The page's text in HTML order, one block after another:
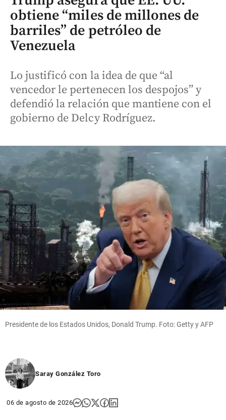
obtiene “miles de millones de
barriles” de petróleo de
Venezuela
Lo justificó con la idea de que “al
vencedor le pertenecen los despojos” y
defendió la relación que mantiene con el
gobierno de Delcy Rodríguez.
Presidente de los Estados Unidos, Donald Trump. Foto: Getty y AFP
Saray González Toro
06 de agosto de 2026